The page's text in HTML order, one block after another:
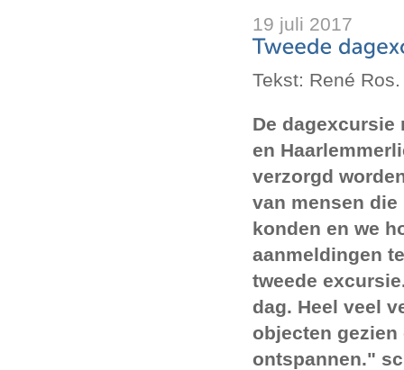
19 juli 2017
Tekst: René Ros.
De dagexcursie
en
verzorgd
van mensen
konden en we
aanmeldingen
tweede
dag. Heel veel
objecten gezien
ontspannen."